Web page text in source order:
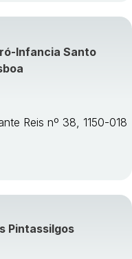
Infancia Santo
Reis nº 38, 1150-018
Pintassilgos